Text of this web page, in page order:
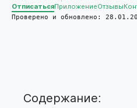
ОтписатьсяПриложениеОтзывы
Проверено и обновлено:
Содержание: